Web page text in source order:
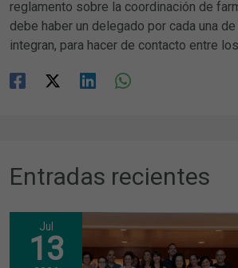
reglamento sobre la coordinación de
debe haber un delegado por cada una
integran, para hacer de contacto entre
Entradas recientes
Jul
13